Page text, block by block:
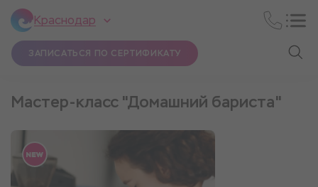
Краснодар
ЗАПИСАТЬСЯ ПО СЕРТИФИКАТУ
Мастер-класс "Домашний бариста"